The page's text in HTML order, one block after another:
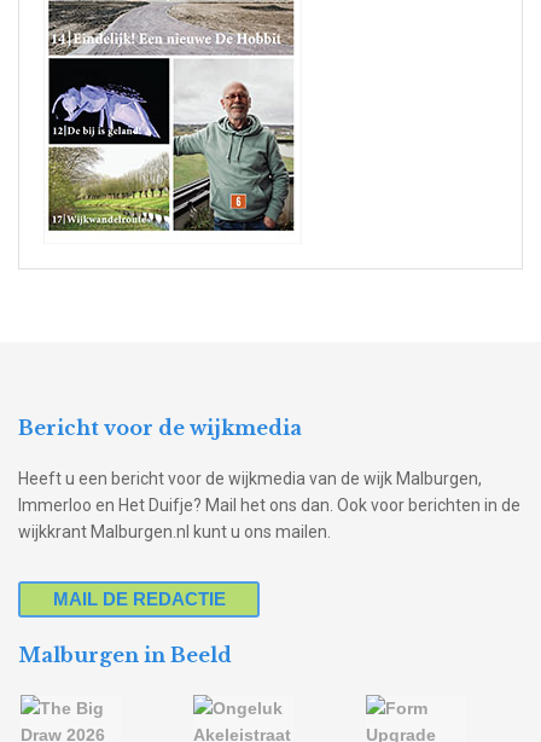
Bericht voor de wijkmedia
Heeft u een bericht voor de wijkmedia van de wijk Malburgen,
Immerloo en Het Duifje? Mail het ons dan. Ook voor berichten in de
wijkkrant Malburgen.nl kunt u ons mailen.
MAIL DE REDACTIE
Malburgen in Beeld